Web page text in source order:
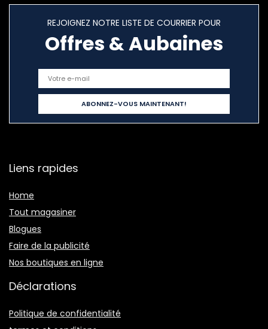
REJOIGNEZ NOTRE LISTE DE COURRIER POUR
Offres & Aubaines
Liens rapides
Home
Tout magasiner
Blogues
Faire de la publicité
Nos boutiques en ligne
Déclarations
Politique de confidentialité